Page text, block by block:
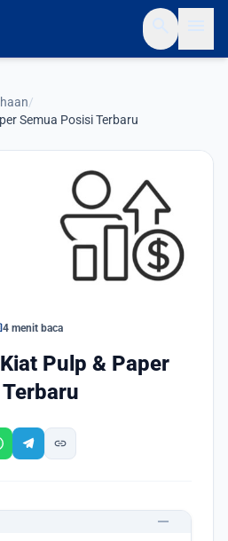
/
Semua Posisi Terbaru
4 menit baca
Pulp & Paper
link
remove